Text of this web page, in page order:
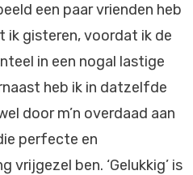
een paar vrienden heb
gisteren, voordat ik de
in een nogal lastige
heb ik in datzelfde
door m’n overdaad aan
perfecte en
vrijgezel ben. ‘Gelukkig’ is